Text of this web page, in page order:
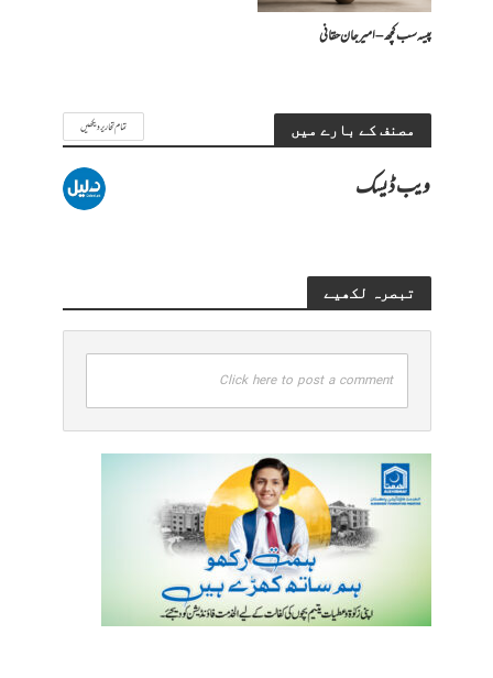
پیسہ سب کچھ – امیرجان حقانی
مصنف کے بارے میں تمام تحاریر دیکھیں
ویب ڈیسک
تبصرہ لکھیے
Click here to post a comment